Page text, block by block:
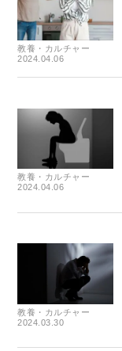
教養・カルチャー
2024.04.06
教養・カルチャー
2024.04.06
教養・カルチャー
2024.03.30